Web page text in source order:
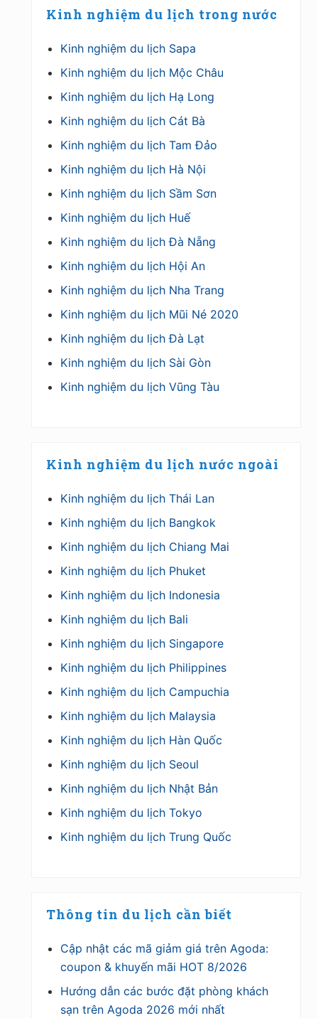
Sidebar
Kinh nghiệm du lịch trong nước
Kinh nghiệm du lịch Sapa
Kinh nghiệm du lịch Mộc Châu
Kinh nghiệm du lịch Hạ Long
Kinh nghiệm du lịch Cát Bà
Kinh nghiệm du lịch Tam Đảo
Kinh nghiệm du lịch Hà Nội
Kinh nghiệm du lịch Sầm Sơn
Kinh nghiệm du lịch Huế
Kinh nghiệm du lịch Đà Nẵng
Kinh nghiệm du lịch Hội An
Kinh nghiệm du lịch Nha Trang
Kinh nghiệm du lịch Mũi Né 2020
Kinh nghiệm du lịch Đà Lạt
Kinh nghiệm du lịch Sài Gòn
Kinh nghiệm du lịch Vũng Tàu
Kinh nghiệm du lịch nước ngoài
Kinh nghiệm du lịch Thái Lan
Kinh nghiệm du lịch Bangkok
Kinh nghiệm du lịch Chiang Mai
Kinh nghiệm du lịch Phuket
Kinh nghiệm du lịch Indonesia
Kinh nghiệm du lịch Bali
Kinh nghiệm du lịch Singapore
Kinh nghiệm du lịch Philippines
Kinh nghiệm du lịch Campuchia
Kinh nghiệm du lịch Malaysia
Kinh nghiệm du lịch Hàn Quốc
Kinh nghiệm du lịch Seoul
Kinh nghiệm du lịch Nhật Bản
Kinh nghiệm du lịch Tokyo
Kinh nghiệm du lịch Trung Quốc
Thông tin du lịch cần biết
Cập nhật các mã giảm giá trên Agoda:
coupon & khuyến mãi HOT 8/2026
Hướng dẫn các bước đặt phòng khách
sạn trên Agoda 2026 mới nhất